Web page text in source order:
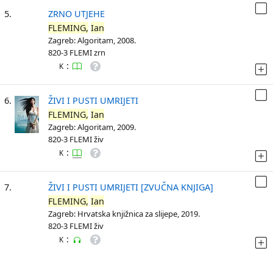
5.
ZRNO UTJEHE
FLEMING, Ian
Zagreb: Algoritam, 2008.
820-3 FLEMI zrn
K :
6.
ŽIVI I PUSTI UMRIJETI
FLEMING, Ian
Zagreb: Algoritam, 2009.
820-3 FLEMI živ
K :
7.
ŽIVI I PUSTI UMRIJETI [ZVUČNA KNJIGA]
FLEMING, Ian
Zagreb: Hrvatska knjižnica za slijepe, 2019.
820-3 FLEMI živ
K :